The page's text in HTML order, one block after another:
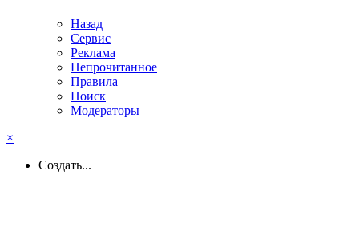
Назад
Сервис
Реклама
Непрочитанное
Правила
Поиск
Модераторы
×
Создать...